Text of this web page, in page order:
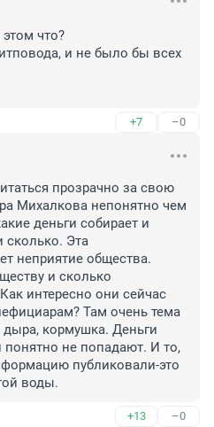
что?
и не было бы всех
+7 –0
прозрачно за свою
Михалкова непонятно чем
деньги собирает и
сколько. Эта
неприятие общества.
и сколько
интересно они сейчас
Там очень тема
кормушка. Деньги
понятно не попадают. И то,
публиковали-это
воды.
+13 –0